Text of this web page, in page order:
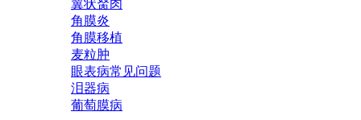
翼状胬肉
角膜炎
角膜移植
麦粒肿
眼表病常见问题
泪器病
葡萄膜病